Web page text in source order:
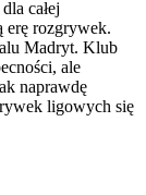
całej
erę rozgrywek.
Madryt. Klub
ale
naprawdę
ligowych się